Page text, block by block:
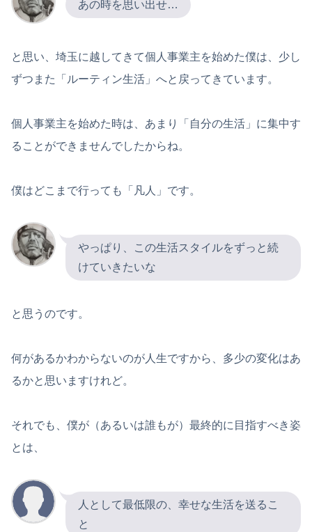
あの時を思い出せ…
と思い、埼玉に越してきて個人事業主を始めた僕は、少し
ずつまた「ルーティン生活」へと戻ってきています。
個人事業主を始めた時は、あまり「自分の生活」に集中す
ることができませんでしたからね。
僕はどこまで行っても「凡人」です。
やっぱり、この生活スタイルをずっと続
けていきたいな
と思うのです。
何があるかわからないのが人生ですから、多少の変化はあ
るかと思いますけれど。
それでも、僕が（あるいは誰もが）最終的に目指すべき姿
とは、
人として最低限の、幸せな生活を送るこ
と